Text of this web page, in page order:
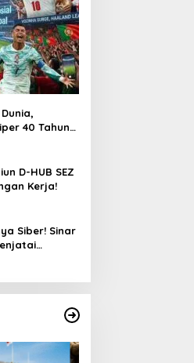
40 Tahun
D-HUB SEZ
Kerja!
Siber! Sinar